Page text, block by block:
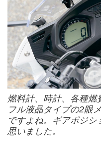
燃料計、時計、各種
フル液晶タイプの2眼
ですよね。ギアポジ
思いました。